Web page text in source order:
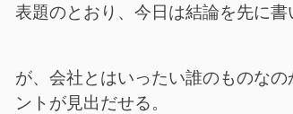
表題のとおり、今日は結論を先に書
が、会社とはいったい誰のものな
ントが見出だせる。